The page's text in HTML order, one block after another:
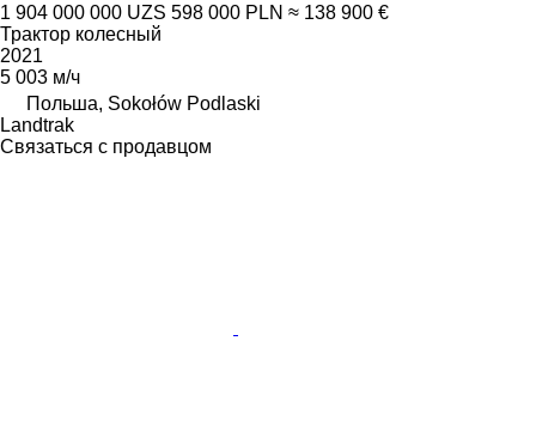
1 904 000 000 UZS 598 000 PLN ≈ 138 900 €
Трактор колесный
2021
5 003 м/ч
Польша, Sokołów Podlaski
Landtrak
Связаться с продавцом